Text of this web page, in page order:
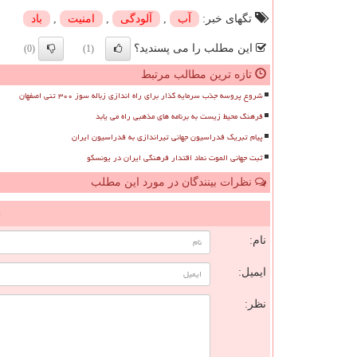
تگهای خبر: آب آلودگی امنیت باد
این مطلب را می پسندید؟ (1)
(0)
تازه ترین مطالب مرتبط
شروع پروسه جذب سرمایه گذار برای راه اندازی زباله سوز ۳۰۰ تنی اصفهان
فرهنگ محیط زیست به برنامه های مذهبی راه می یابد
پیام تبریک فدراسیون جهانی تیراندازی به فدراسیون ایران
ثبت جهانی الموت نماد اقتدار فرهنگی ایران در یونسکو
نظرات بینندگان در مورد این مطلب
نام:
ایمیل:
نظر: